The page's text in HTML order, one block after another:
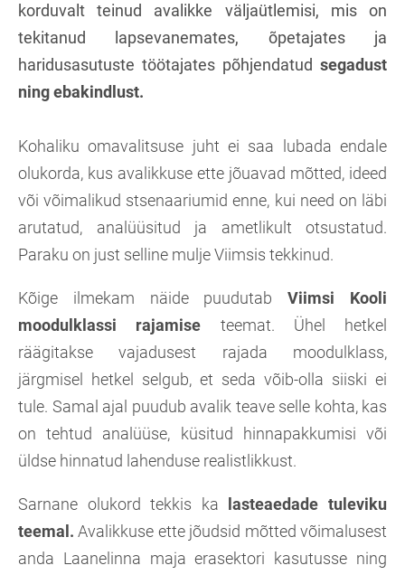
korduvalt teinud avalikke väljaütlemisi, mis on
tekitanud lapsevanemates, õpetajates ja
haridusasutuste töötajates põhjendatud segadust
ning ebakindlust.
Kohaliku omavalitsuse juht ei saa lubada endale
olukorda, kus avalikkuse ette jõuavad mõtted, ideed
või võimalikud stsenaariumid enne, kui need on läbi
arutatud, analüüsitud ja ametlikult otsustatud.
Paraku on just selline mulje Viimsis tekkinud.
Kõige ilmekam näide puudutabViimsi Kooli
moodulklassi rajamise teemat. Ühel hetkel
räägitakse vajadusest rajada moodulklass,
järgmisel hetkel selgub, et seda võib-olla siiski ei
tule. Samal ajal puudub avalik teave selle kohta, kas
on tehtud analüüse, küsitud hinnapakkumisi või
üldse hinnatud lahenduse realistlikkust.
Sarnane olukord tekkis ka lasteaedade tuleviku
teemal. Avalikkuse ette jõudsid mõtted võimalusest
anda Laanelinna maja erasektori kasutusse ning